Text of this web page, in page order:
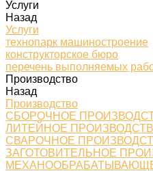
Услуги
Назад
Услуги
технопарк машиностроение
конструкторское бюро
перечень выполняемых
Производство
Назад
Производство
СБОРОЧНОЕ
ЛИТЕЙНОЕ
СВАРОЧНОЕ
ЗАГОТОВИТЕЛЬНОЕ